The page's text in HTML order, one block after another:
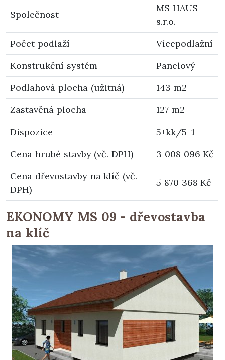
Společnost
MS HAUS
s.r.o.
Počet podlaží
Vícepodlažní
Konstrukční systém
Panelový
Podlahová plocha (užitná)
143 m2
Zastavěná plocha
127 m2
Dispozice
5+kk/5+1
Cena hrubé stavby (vč. DPH)
3 008 096 Kč
Cena dřevostavby na klíč (vč.
DPH)
5 870 368 Kč
EKONOMY MS 09 - dřevostavba
na klíč